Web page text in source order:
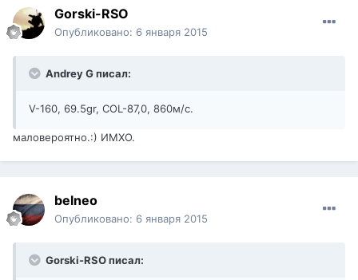
Gorski-RSO
Опубликовано: 6 января 2015
Andrey G писал:
V-160, 69.5gr, COL-87,0, 860м/с.
маловероятно.:) ИМХО.
belneo
Опубликовано: 6 января 2015
Gorski-RSO писал: